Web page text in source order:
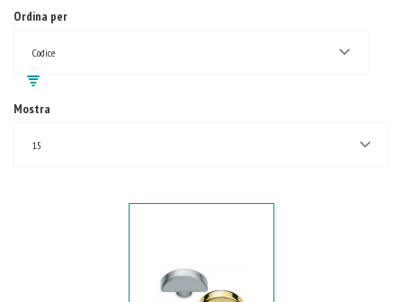
Ordina per
Codice
Mostra
15